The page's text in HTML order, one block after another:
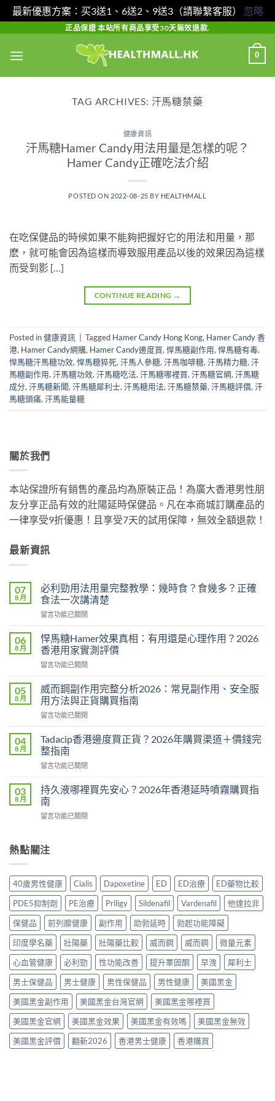
最新優惠方案：买3送1、6送2、9送3（請聯繫客服） 忽略
content
正品保證 本站所有商品享受30天無效退款.
0
TAG ARCHIVES: 汗馬糖禁藥
健康資訊
汗馬糖Hamer Candy用法用量是怎樣的呢？
Hamer Candy正確吃法介紹
POSTED ON 2022-08-25 BY HEALTHMALL
在吃保健品的時候如果不能夠把握好它的用法和用量，那
麽，就可能會因為這樣而導致服用產品以後的效果因為這樣
而受到影 […]
CONTINUE READING →
Posted in健康資訊 Tagged Hamer Candy Hong Kong, Hamer Candy 香
港, Hamer Candy網購, Hamer Candy邊度買, 悍馬糖副作用, 悍馬糖有毒,
悍馬糖汗馬糖功效, 悍馬糖猝死, 汗馬人參糖, 汗馬咖啡糖, 汗馬精力糖, 汗
馬糖副作用, 汗馬糖功效, 汗馬糖吃法, 汗馬糖哪裡買, 汗馬糖官網, 汗馬糖
成分, 汗馬糖新聞, 汗馬糖犀利士, 汗馬糖用法, 汗馬糖禁藥, 汗馬糖評價, 汗
馬糖頭痛, 汗馬能量糖
關於我們
本站保證所有銷售的產品均為原裝正品！為廣大香港男性朋
友分享正品有效的壯陽延時保健品。凡在本商城訂購產品的
一律享受9折優惠！且享受7天的試用保障，無效全額退款！
最新資訊
07
8 月
必利勁用法用量完整教學：幾時食？食幾多？正確
食法一次講清楚
在
利
勁
用
法
量
完
整
教
幾
時
食
多？
正
確
一
次
清
楚〉
中
留言功能已關閉
06
8 月
悍馬糖Hamer效果真相：有用還是心理作用？2026
香港用家實測評價
在
馬
糖
Hamer
效
真
相：
有
用
是
心
作
香
家
實
測
評
價〉
中
留言功能已關閉
05
8 月
威而鋼副作用完整分析2026：常見副作用、安全服
用方法與正貨購買指南
在
而
鋼
副
作
完
整
分
析
見
用、
安
全
服
方
法
與
正
貨
購
買
指
南〉
中
留言功能已關閉
04
8 月
Tadacip香港邊度買正貨？2026年購買渠道＋價錢完
整指南
在
香
港
邊
度
貨？
購
買
渠
道
價
錢
完
整
指
南〉
中
留言功能已關閉
03
8 月
持久液哪裡買先安心？2026年香港延時噴霧購買指
南
在
液
哪
買
先
安
心？
2026
年
香
港
延
時
噴
霧
購
買
指
南〉
中
留言功能已關閉
熱點關注
40歲男性健康 Cialis Dapoxetine ED ED治療
ED藥物比較
PDE5抑制劑
PE治療 Priligy Sildenafil Vardenafil
他達拉非
保健品
前列腺健康 副作用 助勃延時
勃起功能障礙
印度學名藥
壯陽藥 壯陽藥比較 威而鋼 威而鋼
微量元素
心血管健康
必利勁 性功能改善 提升睪固酮 早洩
犀利士
男士保健品
男士健康 男性保健品 男性健康
美國黑金
美國黑金副作用
美國黑金台灣官網
美國黑金哪裡買
美國黑金官網
美國黑金效果 美國黑金有效嗎
美國黑金無效
美國黑金評價
翻新2026 香港男士健康 香港購買